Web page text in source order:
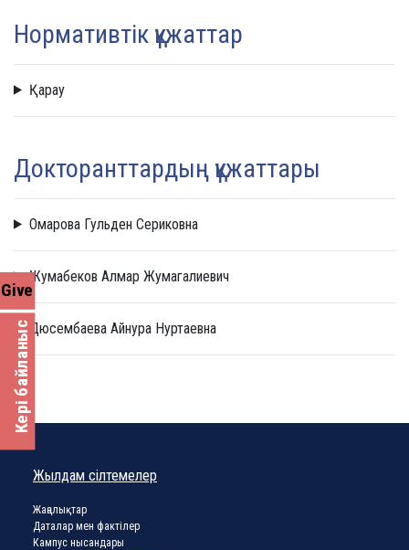
Кері байланыс
Give
Нормативтік құжаттар
Қарау
Докторанттардың құжаттары
Омарова Гульден Сериковна
Жумабеков Алмар Жумагалиевич
Дюсембаева Айнура Нуртаевна
Жылдам сілтемелер
Жаңалықтар
Даталар мен фактілер
Кампус нысандары